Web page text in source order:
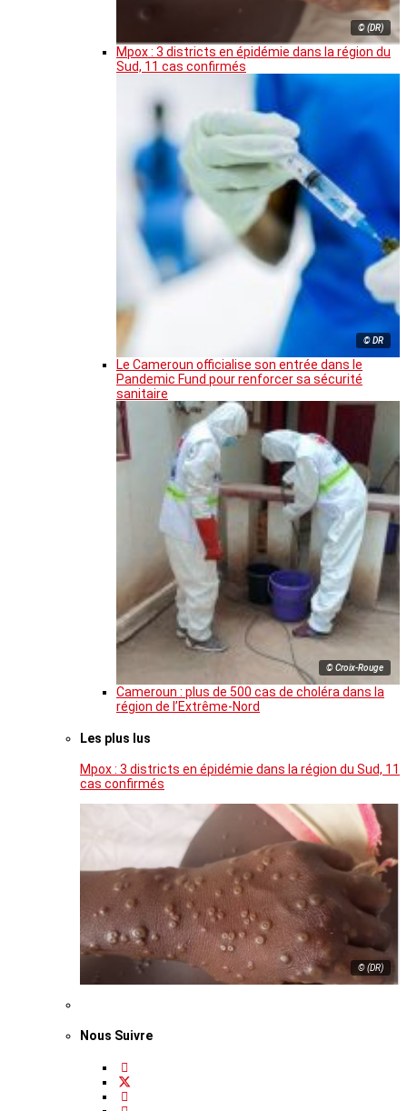
© (DR)
Mpox : 3 districts en épidémie dans la région du
Sud, 11 cas confirmés
© DR
Le Cameroun officialise son entrée dans le
Pandemic Fund pour renforcer sa sécurité
sanitaire
© Croix-Rouge
Cameroun : plus de 500 cas de choléra dans la
région de l’Extrême-Nord
Les plus lus
Mpox : 3 districts en épidémie dans la région du Sud, 11
cas confirmés
© (DR)
Nous Suivre